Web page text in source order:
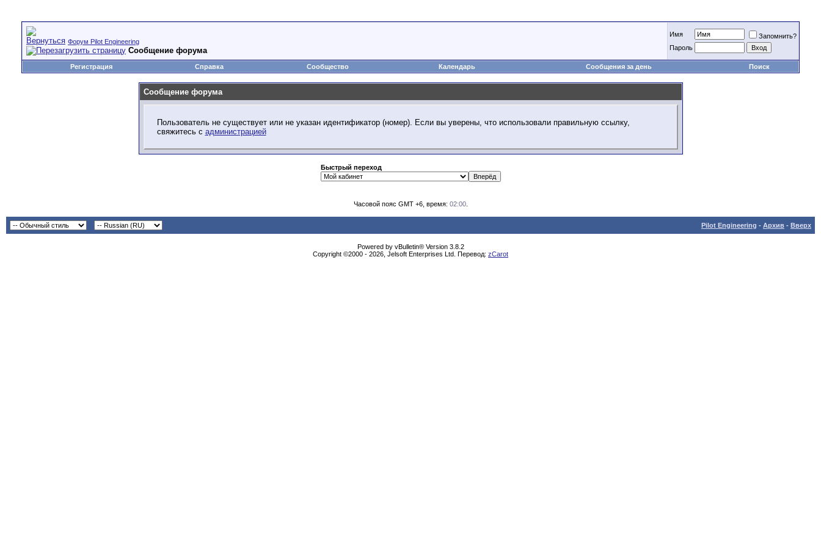
Форум Pilot Engineering
Сообщение форума
Имя
Запомнить?
Пароль
Регистрация Справка Сообщество Календарь Сообщения за день Поиск
Сообщение форума
Пользователь не существует или не указан идентификатор (номер). Если вы уверены, что использовали правильную ссылку,
свяжитесь с администрацией
Быстрый переход
Часовой пояс GMT +6, время: 02:00.
Pilot Engineering - Архив - Вверх
Powered by vBulletin® Version 3.8.2
Copyright ©2000 - 2026, Jelsoft Enterprises Ltd. Перевод: zCarot